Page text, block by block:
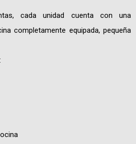
cada unidad cuenta con una
completamente equipada, pequeña